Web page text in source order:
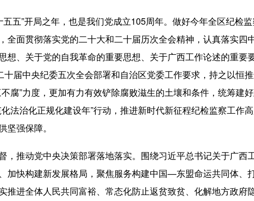
”开局之年，也是我们党成立105周年。做好今年全区纪检
全面贯彻落实党的二十大和二十届历次全会精神，认真落实四
想、关于党的自我革命的重要思想、关于广西工作论述的重要
十届中央纪委五次全会部署和自治区党委工作要求，持之以恒
腐”力度，更加有力有效铲除腐败滋生的土壤和条件，统筹建
法治化正规化建设年”行动，推进新时代新征程纪检监察工作
强保障。
推动党中央决策部署落地落实。围绕习近平总书记关于广西
加快构建新发展格局，聚焦服务构建中国—东盟命运共同体、
推进全体人民共同富裕、常态化防止返贫致贫、化解地方政府